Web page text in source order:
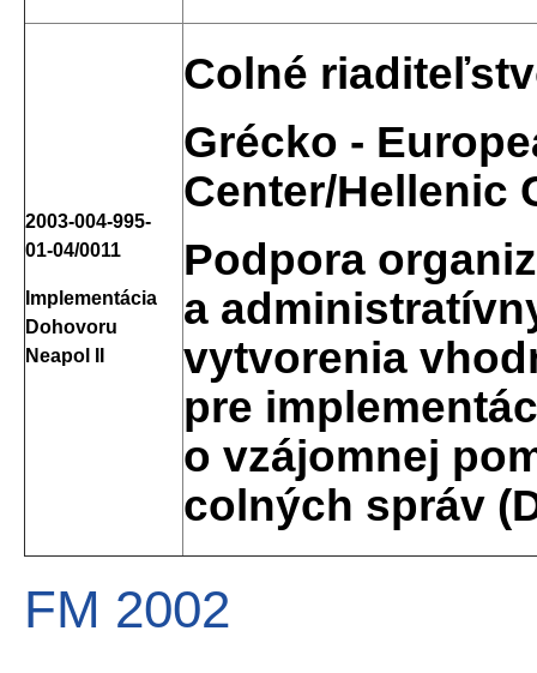
2003-004-995-
01-04/0011
Implementácia
Dohovoru
Neapol II
Colné
Grécko -
Center/Hellenic
Podpora
a
vytvorenia
pre
o vzájomnej
colných správ
FM 2002